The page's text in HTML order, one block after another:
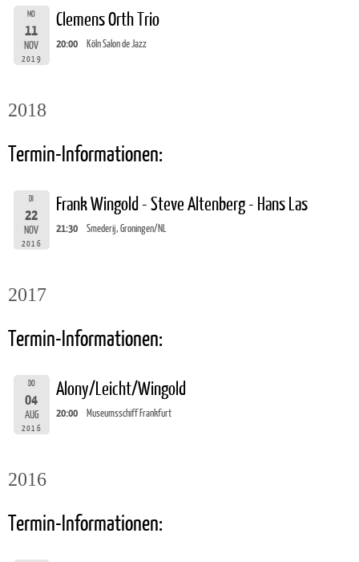
MO
11
NOV
2019
Clemens Orth Trio
20:00 Köln Salon de Jazz
2018
Termin-Informationen:
DI
22
NOV
2016
Frank Wingold - Steve Altenberg - Hans Las
21:30 Smederij, Groningen/NL
2017
Termin-Informationen:
DO
04
AUG
2016
Alony/Leicht/Wingold
20:00 Museumsschiff Frankfurt
2016
Termin-Informationen: